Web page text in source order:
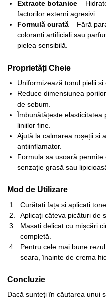
Extracte botanice –
factorilor externi agresivi.
Formulă curată – Fără
coloranți artificiali sau
pielea sensibilă.
Proprietăți Cheie
Uniformizează tonul pielii
Reduce dimensiunea
de sebum.
Îmbunătățește elasticitatea
liniilor fine.
Ajută la calmarea roșeții și
antiinflamator.
Formula sa ușoară
senzație grasă sau
Mod de Utilizare
Curățați fața și aplicați
Aplicați câteva picături de
Masați delicat cu mișcări
completă.
Pentru cele mai bune
seara, înainte de crema
Concluzie
Dacă sunteți în căutarea unui